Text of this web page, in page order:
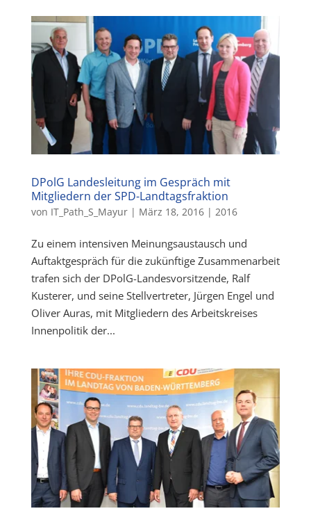
DPolG Landesleitung im Gespräch mit
Mitgliedern der SPD-Landtagsfraktion
von IT_Path_S_Mayur| März 18, 2016| 2016
Zu einem intensiven Meinungsaustausch und
Auftaktgespräch für die zukünftige Zusammenarbeit
trafen sich der DPolG-Landesvorsitzende, Ralf
Kusterer, und seine Stellvertreter, Jürgen Engel und
Oliver Auras, mit Mitgliedern des Arbeitskreises
Innenpolitik der...